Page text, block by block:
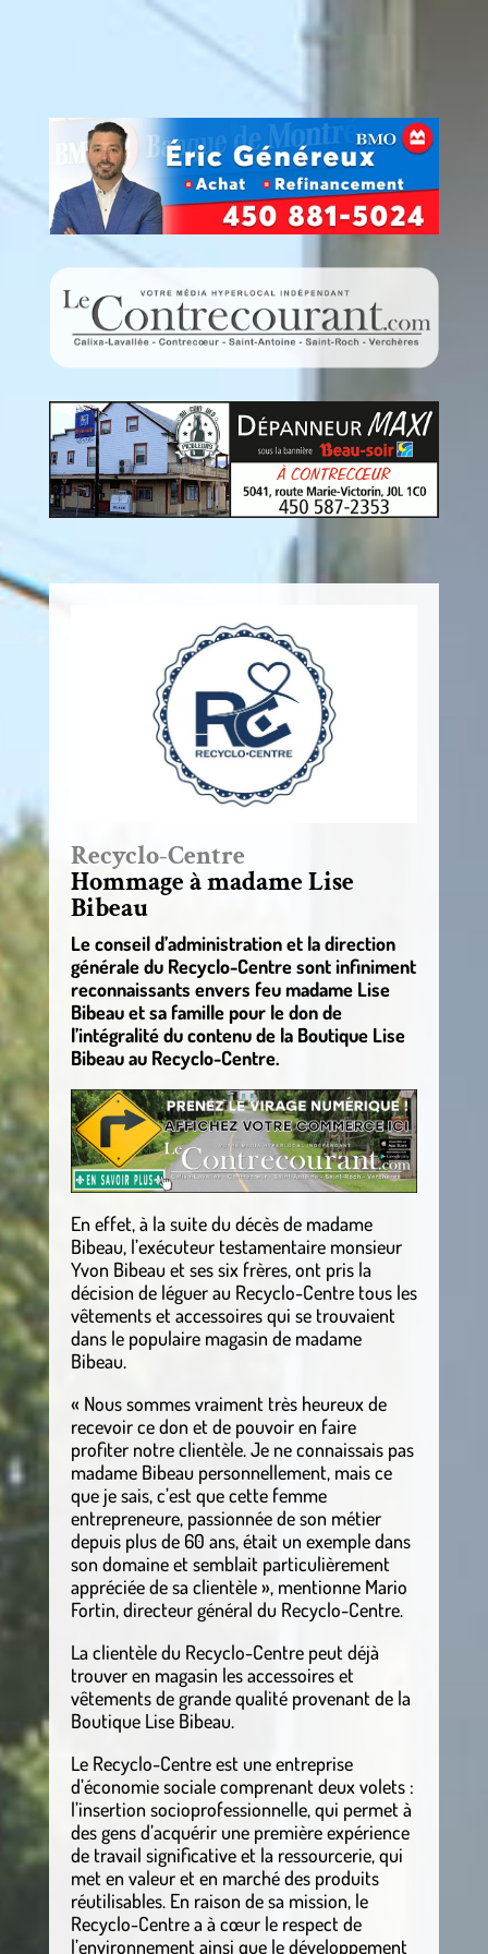
Recyclo-Centre
Hommage à madame Lise
Bibeau
Le conseil d’administration et la direction
générale du Recyclo-Centre sont infiniment
reconnaissants envers feu madame Lise
Bibeau et sa famille pour le don de
l’intégralité du contenu de la Boutique Lise
Bibeau au Recyclo-Centre.
En effet, à la suite du décès de madame
Bibeau, l’exécuteur testamentaire monsieur
Yvon Bibeau et ses six frères, ont pris la
décision de léguer au Recyclo-Centre tous les
vêtements et accessoires qui se trouvaient
dans le populaire magasin de madame
Bibeau.
« Nous sommes vraiment très heureux de
recevoir ce don et de pouvoir en faire
profiter notre clientèle. Je ne connaissais pas
madame Bibeau personnellement, mais ce
que je sais, c’est que cette femme
entrepreneure, passionnée de son métier
depuis plus de 60 ans, était un exemple dans
son domaine et semblait particulièrement
appréciée de sa clientèle », mentionne Mario
Fortin, directeur général du Recyclo-Centre.
La clientèle du Recyclo-Centre peut déjà
trouver en magasin les accessoires et
vêtements de grande qualité provenant de la
Boutique Lise Bibeau.
Le Recyclo-Centre est une entreprise
d’économie sociale comprenant deux volets :
l’insertion socioprofessionnelle, qui permet à
des gens d’acquérir une première expérience
de travail significative et la ressourcerie, qui
met en valeur et en marché des produits
réutilisables. En raison de sa mission, le
Recyclo-Centre a à cœur le respect de
l’environnement ainsi que le développement